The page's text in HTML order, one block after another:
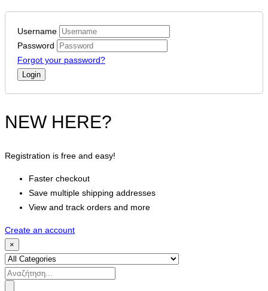
Username
Password
Forgot your password?
NEW HERE?
Registration is free and easy!
Faster checkout
Save multiple shipping addresses
View and track orders and more
Create an account
×
Search